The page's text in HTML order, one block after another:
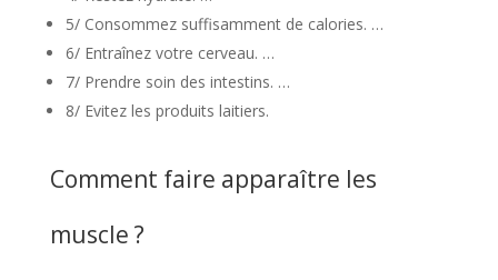
5/ Consommez suffisamment de calories. …
6/ Entraînez votre cerveau. …
7/ Prendre soin des intestins. …
8/ Evitez les produits laitiers.
Comment faire apparaître les
muscle ?